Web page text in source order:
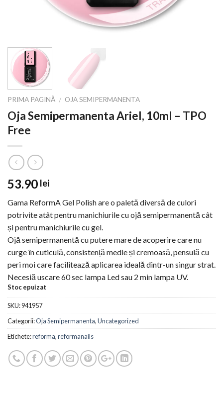
PRIMA PAGINĂ / OJA SEMIPERMANENTA
Oja Semipermanenta Ariel, 10ml – TPO
Free
53.90 lei
Gama ReformA Gel Polish are o paletă diversă de culori
potrivite atât pentru manichiurile cu ojă semipermanentă cât
și pentru manichiurile cu gel.
Ojă semipermanentă cu putere mare de acoperire care nu
curge în cuticulă, consistență medie și cremoasă, pensulă cu
peri moi care facilitează aplicarea ideală dintr-un singur strat.
Necesiă uscare 60 sec lampa Led sau 2 min lampa UV.
Stoc epuizat
SKU:941957
Categorii:Oja Semipermanenta,Uncategorized
Etichete:reforma,reformanails